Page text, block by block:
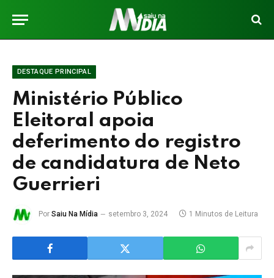
DESTAQUE PRINCIPAL
Ministério Público
Eleitoral apoia
deferimento do registro
de candidatura de Neto
Guerrieri
Por Saiu Na Mídia setembro 3, 2024 1 Minutos de Leitura